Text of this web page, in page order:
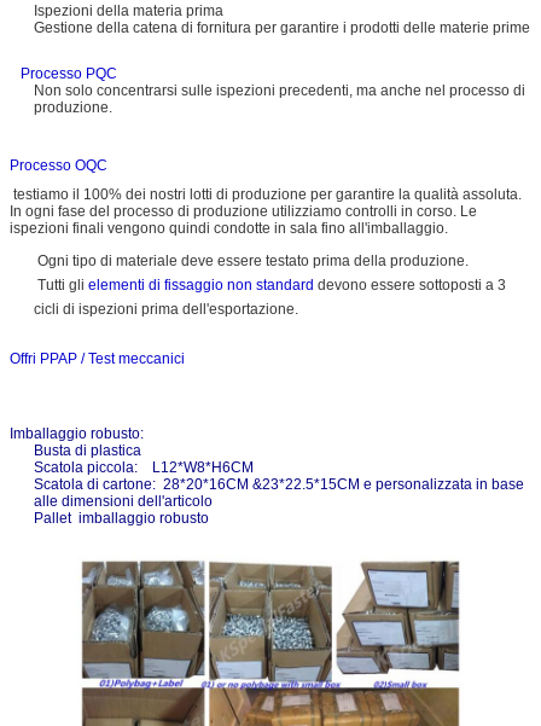
Ispezioni della materia prima
Gestione della catena di fornitura per garantire i prodotti delle materie prime
Processo PQC
Non solo concentrarsi sulle ispezioni precedenti, ma anche nel processo di
produzione.
Processo OQC
testiamo il 100% dei nostri lotti di produzione per garantire la qualità assoluta.
In ogni fase del processo di produzione utilizziamo controlli in corso. Le
ispezioni finali vengono quindi condotte in sala fino all'imballaggio.
Ogni tipo di materiale deve essere testato prima della produzione.
Tutti gli elementi di fissaggio non standard devono essere sottoposti a 3
cicli di ispezioni prima dell'esportazione.
Offri PPAP / Test meccanici
Imballaggio robusto:
Busta di plastica
Scatola piccola: L12*W8*H6CM
Scatola di cartone: 28*20*16CM &23*22.5*15CM e personalizzata in base
alle dimensioni dell'articolo
Pallet imballaggio robusto